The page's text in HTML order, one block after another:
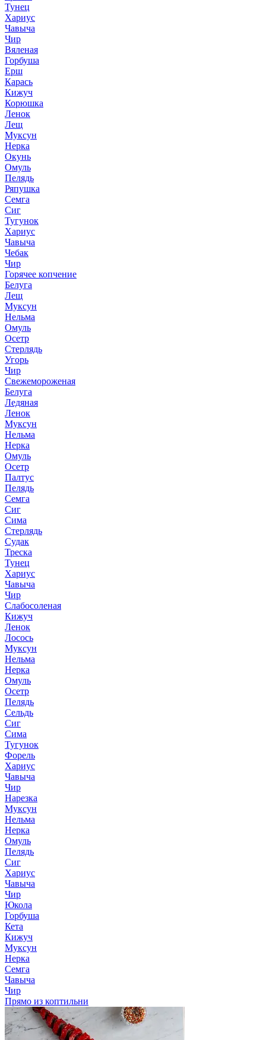
Тунец
Хариус
Чавыча
Чир
Вяленая
Горбуша
Ерш
Карась
Кижуч
Корюшка
Ленок
Лещ
Муксун
Нерка
Окунь
Омуль
Пелядь
Ряпушка
Семга
Сиг
Тугунок
Хариус
Чавыча
Чебак
Чир
Горячее копчение
Белуга
Лещ
Муксун
Нельма
Омуль
Осетр
Стерлядь
Угорь
Чир
Свежемороженая
Белуга
Ледяная
Ленок
Муксун
Нельма
Нерка
Омуль
Осетр
Палтус
Пелядь
Семга
Сиг
Сима
Стерлядь
Судак
Треска
Тунец
Хариус
Чавыча
Чир
Слабосоленая
Кижуч
Ленок
Лосось
Муксун
Нельма
Нерка
Омуль
Осетр
Пелядь
Сельдь
Сиг
Сима
Тугунок
Форель
Хариус
Чавыча
Чир
Нарезка
Муксун
Нельма
Нерка
Омуль
Пелядь
Сиг
Хариус
Чавыча
Чир
Юкола
Горбуша
Кета
Кижуч
Муксун
Нерка
Семга
Чавыча
Чир
Прямо из коптильни